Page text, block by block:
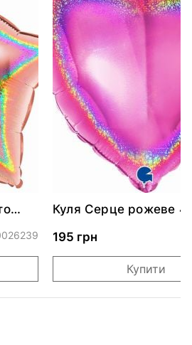
Куля Серце рожеве
195 грн
Купити